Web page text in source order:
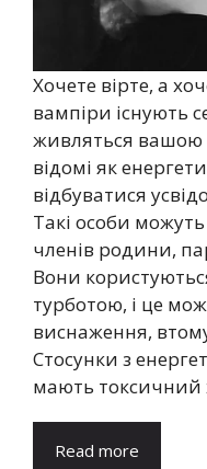
Хочете вірте, а
вампіри існують
живляться вашою
відомі як
відбуватися
Такі особи
членів родини,
Вони
турботою, і це
виснаження,
Стосунки з
мають токсичний
Read more